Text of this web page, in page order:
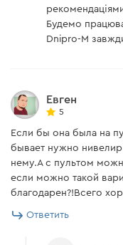
Будемо
Dnipro-M
Евген
5
Если бы она была на
бывает нужно
нему.А с пультом
если можно такой
благодарен?!Всего
Ответить